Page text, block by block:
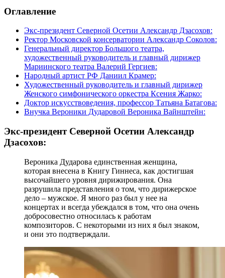
Оглавление
Экс-президент Северной Осетии Александр Дзасохов:
Ректор Московской консерватории Александр Соколов:
Генеральный директор Большого театра,
художественный руководитель и главный дирижер
Мариинского театра Валерий Гергиев:
Народный артист РФ Даниил Крамер:
Художественный руководитель и главный дирижер
Женского симфонического оркестра Ксения Жарко:
Доктор искусствоведения, профессор Татьяна Батагова:
Внучка Вероники Дударовой Вероника Вайнштейн:
Экс-президент Северной Осетии Александр
Дзасохов:
Вероника Дударова единственная женщина,
которая внесена в Книгу Гиннеса, как достигшая
высочайшего уровня дирижирования. Она
разрушила представления о том, что дирижерское
дело – мужское. Я много раз был у нее на
концертах и всегда убеждался в том, что она очень
добросовестно относилась к работам
композиторов. С некоторыми из них я был знаком,
и они это подтверждали.